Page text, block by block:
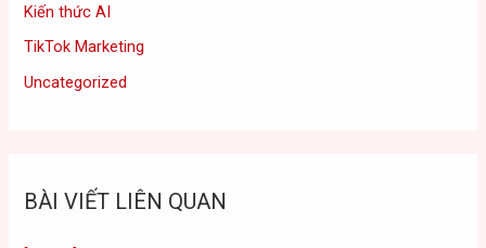
Kiến thức AI
TikTok Marketing
Uncategorized
BÀI VIẾT LIÊN QUAN